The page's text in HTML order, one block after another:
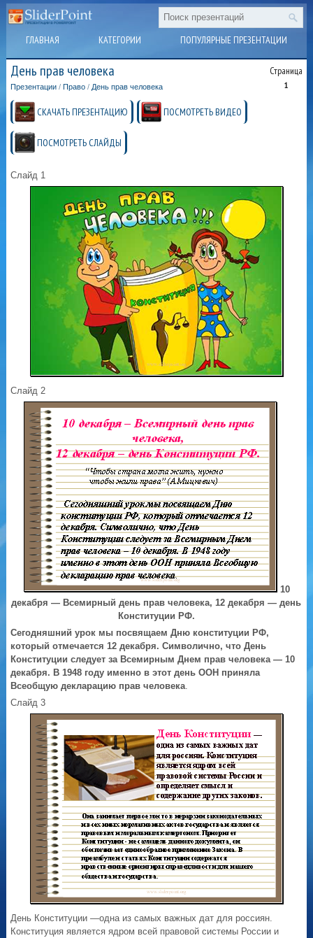
ГЛАВНАЯ КАТЕГОРИИ ПОПУЛЯРНЫЕ ПРЕЗЕНТАЦИИ
День прав человека Страница
1
Презентации / Право /День прав человека
СКАЧАТЬ ПРЕЗЕНТАЦИЮ ПОСМОТРЕТЬ ВИДЕО
ПОСМОТРЕТЬ СЛАЙДЫ
Слайд 1
Слайд 2
10
декабря — Всемирный день прав человека, 12 декабря — день
Конституции РФ.
Сегодняшний урок мы посвящаем Дню конституции РФ,
который отмечается 12 декабря. Символично, что День
Конституции следует за Всемирным Днем прав человека — 10
декабря. В 1948 году именно в этот день ООН приняла
Всеобщую декларацию прав человека.
Слайд 3
День Конституции —одна из самых важных дат для россиян.
Конституция является ядром всей правовой системы России и